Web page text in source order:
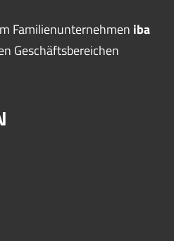
Familienunternehmen iba
Geschäftsbereichen